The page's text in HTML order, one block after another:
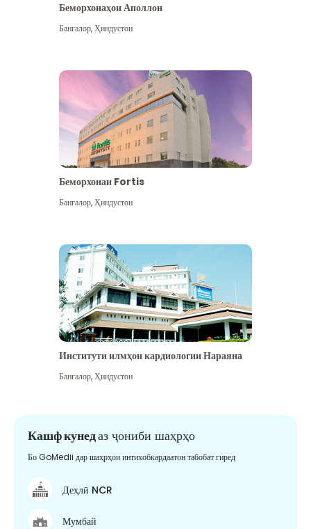
Бештар дидан
Беморхонаҳои Аполлон
Бангалор,Ҳиндустон
Беморхонаи Fortis
Бангалор,Ҳиндустон
Институти илмҳои кардиологии Нараяна
Бангалор,Ҳиндустон
Кашф кунедаз ҷониби шаҳрҳо
Бо GoMedii дар шаҳрҳои интихобкардаатон табобат гиред
Деҳлӣ NCR
Мумбай